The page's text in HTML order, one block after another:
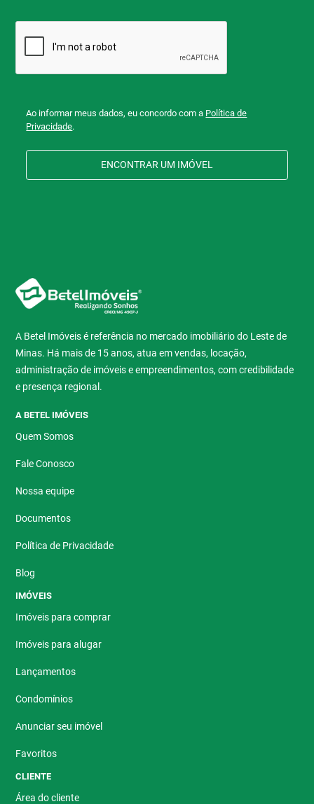
Ao informar meus dados, eu concordo com a Política de
Privacidade.
ENCONTRAR UM IMÓVEL
A Betel Imóveis é referência no mercado imobiliário do Leste de
Minas. Há mais de 15 anos, atua em vendas, locação,
administração de imóveis e empreendimentos, com credibilidade
e presença regional.
A BETEL IMÓVEIS
Quem Somos
Fale Conosco
Nossa equipe
Documentos
Política de Privacidade
Blog
IMÓVEIS
Imóveis para comprar
Imóveis para alugar
Lançamentos
Condomínios
Anunciar seu imóvel
Favoritos
CLIENTE
Área do cliente